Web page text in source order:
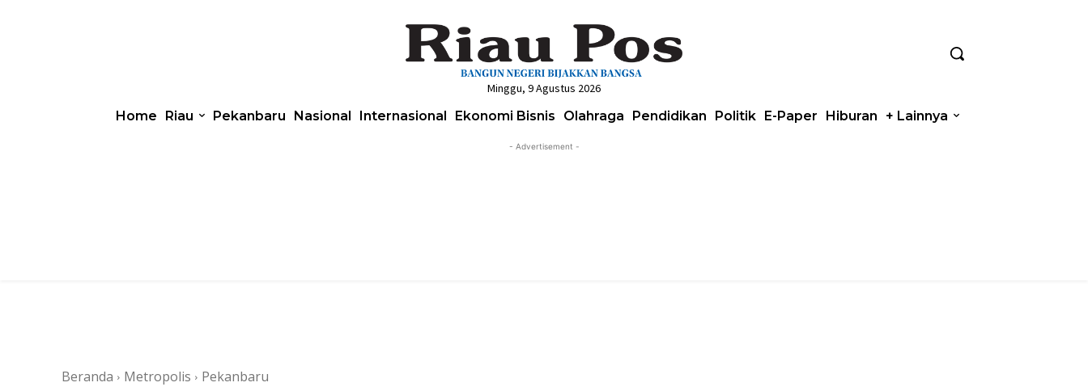
Minggu, 9 Agustus 2026
Home Riau Pekanbaru Nasional Internasional Ekonomi Bisnis Olahraga Pendidikan Politik E-Paper Hiburan + Lainnya
- Advertisement -
Beranda Metropolis Pekanbaru